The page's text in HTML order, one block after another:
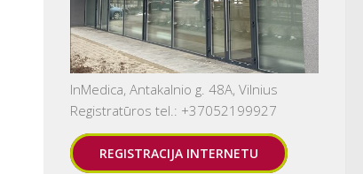
InMedica, Antakalnio g. 48A, Vilnius
Registratūros tel.: +37052199927
REGISTRACIJA INTERNETU